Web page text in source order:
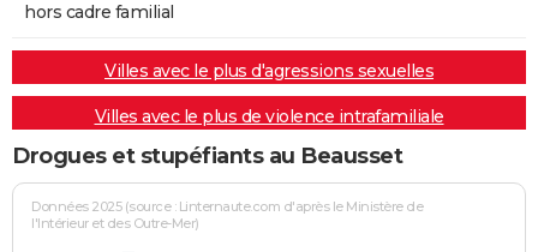
hors cadre familial
Villes avec le plus d'agressions sexuelles
Villes avec le plus de violence intrafamiliale
Drogues et stupéfiants au Beausset
Données 2025 (source : Linternaute.com d'après le Ministère de
l'Intérieur et des Outre-Mer)